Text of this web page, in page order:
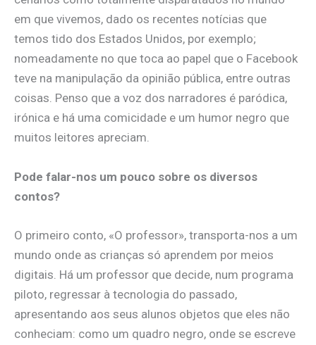
em que vivemos, dado os recentes notícias que
temos tido dos Estados Unidos, por exemplo;
nomeadamente no que toca ao papel que o Facebook
teve na manipulação da opinião pública, entre outras
coisas. Penso que a voz dos narradores é paródica,
irónica e há uma comicidade e um humor negro que
muitos leitores apreciam.
Pode falar-nos um pouco sobre os diversos
contos?
O primeiro conto, «O professor», transporta-nos a um
mundo onde as crianças só aprendem por meios
digitais. Há um professor que decide, num programa
piloto, regressar à tecnologia do passado,
apresentando aos seus alunos objetos que eles não
conheciam: como um quadro negro, onde se escreve